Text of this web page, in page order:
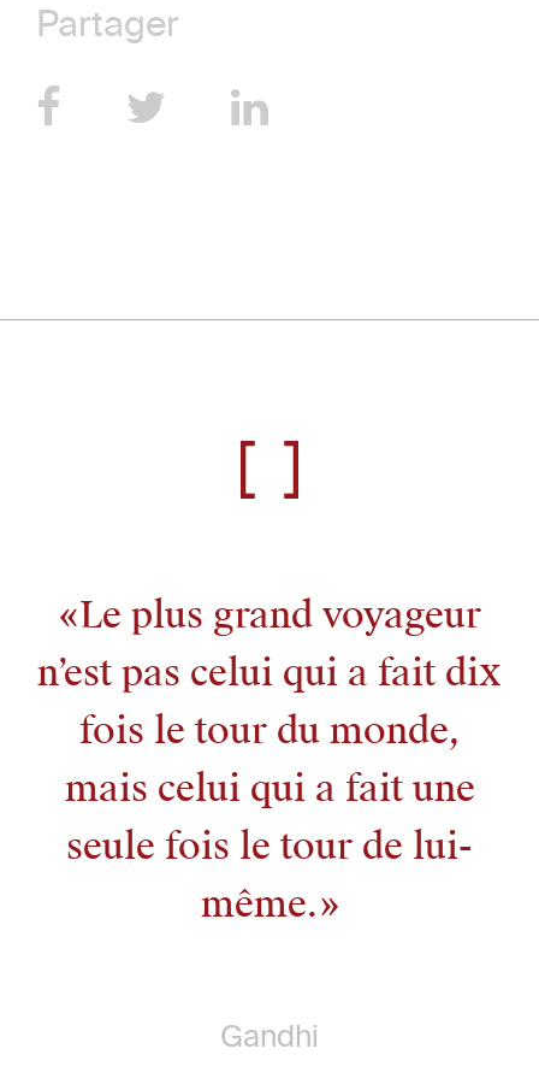
Partager
Le plus grand voyageur
n’est pas celui qui a fait dix
fois le tour du monde,
mais celui qui a fait une
seule fois le tour de lui-
même.
Gandhi